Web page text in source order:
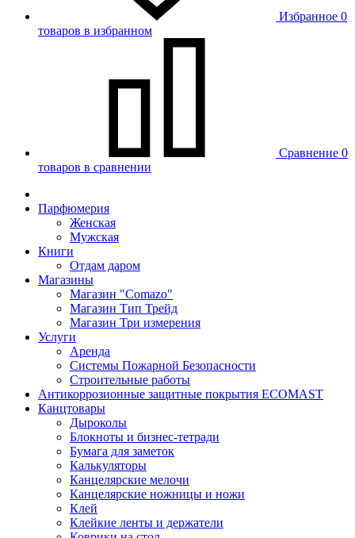
Избранное 0
товаров в избранном
Сравнение 0
товаров в сравнении
Парфюмерия
Женская
Мужская
Книги
Отдам даром
Магазины
Магазин "Comazo"
Магазин Тип Трейд
Магазин Три измерения
Услуги
Аренда
Системы Пожарной Безопасности
Строительные работы
Антикоррозионные защитные покрытия ECOMAST
Канцтовары
Дыроколы
Блокноты и бизнес-тетради
Бумага для заметок
Калькуляторы
Канцелярские мелочи
Канцелярские ножницы и ножи
Клей
Клейкие ленты и держатели